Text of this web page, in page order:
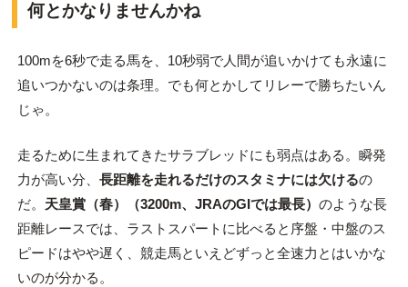
何とかなりませんかね
100mを6秒で走る馬を、10秒弱で人間が追いかけても永遠に
追いつかないのは条理。でも何とかしてリレーで勝ちたいん
じゃ。
走るために生まれてきたサラブレッドにも弱点はある。瞬発
力が高い分、 長距離を走れるだけのスタミナには欠けるの
だ。 天皇賞（春）（3200m、JRAのGIでは最長） のような長
距離レースでは、ラストスパートに比べると序盤・中盤のス
ピードはやや遅く、競走馬といえどずっと全速力とはいかな
いのが分かる。